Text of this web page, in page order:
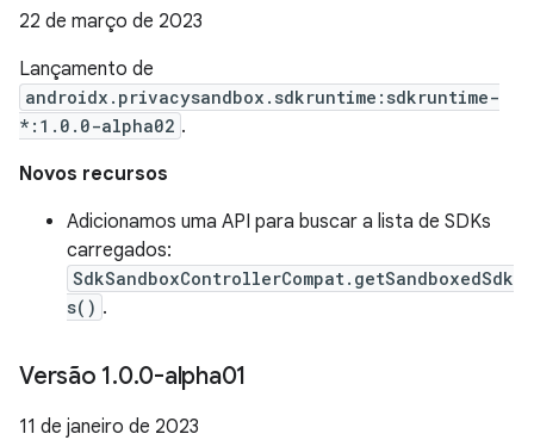
22 de março de 2023
Lançamento de
androidx.privacysandbox.sdkruntime:sdkruntime-
*:1.0.0-alpha02 .
Novos recursos
Adicionamos uma API para buscar a lista de SDKs
carregados:
SdkSandboxControllerCompat.getSandboxedSdk
s() .
Versão 1.0.0-alpha01
11 de janeiro de 2023